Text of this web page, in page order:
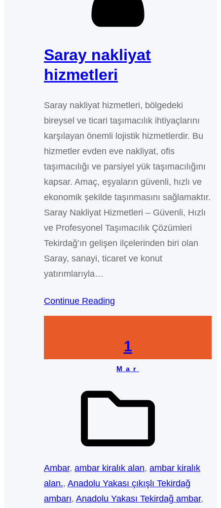
Saray nakliyat
hizmetleri
Saray nakliyat hizmetleri, bölgedeki
bireysel ve ticari taşımacılık ihtiyaçlarını
karşılayan önemli lojistik hizmetlerdir. Bu
hizmetler evden eve nakliyat, ofis
taşımacılığı ve parsiyel yük taşımacılığını
kapsar. Amaç, eşyaların güvenli, hızlı ve
ekonomik şekilde taşınmasını sağlamaktır.
Saray Nakliyat Hizmetleri – Güvenli, Hızlı
ve Profesyonel Taşımacılık Çözümleri
Tekirdağ’ın gelişen ilçelerinden biri olan
Saray, sanayi, ticaret ve konut
yatırımlarıyla…
Continue Reading
1
Mar
Ambar, ambar kiralık alan, ambar kiralık
alan., Anadolu Yakası çıkışlı Tekirdağ
ambarı, Anadolu Yakası Tekirdağ ambar